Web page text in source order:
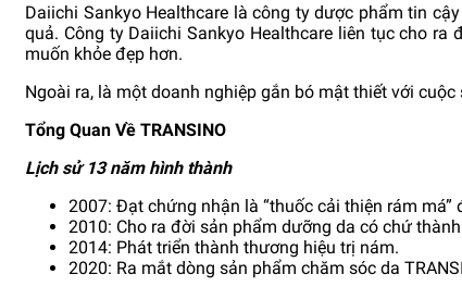
Daiichi Sankyo Healthcare là công ty dược phẩm tin
quả. Công ty Daiichi Sankyo Healthcare liên tục cho
muốn khỏe đẹp hơn.
Ngoài ra, là một doanh nghiệp gắn bó mật thiết với
Tổng Quan Về TRANSINO
Lịch sử 13 năm hình thành
2007: Đạt chứng nhận là “thuốc cải thiện rám má”
2010: Cho ra đời sản phẩm dưỡng da có chứ
2014: Phát triển thành thương hiệu trị nám.
2020: Ra mắt dòng sản phẩm chăm sóc da